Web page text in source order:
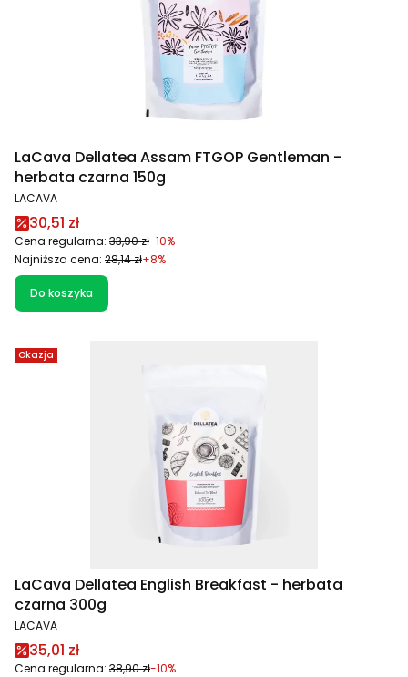
LaCava Dellatea Assam FTGOP Gentleman -
herbata czarna 150g
PRODUCENT
LACAVA
Cena promocyjna
30,51 zł
Cena regularna: 33,90 zł-10%
Najniższa cena: 28,14 zł+8%
Do koszyka
Okazja
LaCava Dellatea English Breakfast - herbata
czarna 300g
PRODUCENT
LACAVA
Cena promocyjna
35,01 zł
Cena regularna: 38,90 zł-10%